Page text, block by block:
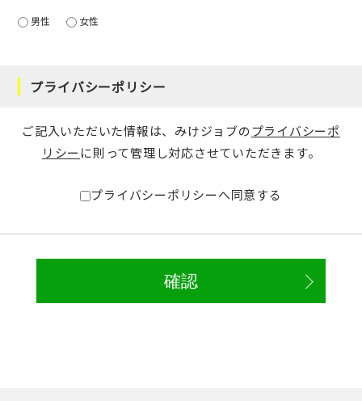
男性 女性
プライバシーポリシー
ご記入いただいた情報は、みけジョブのプライバシーポ
リシー に則って管理し対応させていただきます。
プライバシーポリシーへ同意する